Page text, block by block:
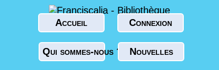
Accueil Connexion
Qui sommes-nous ? Nouvelles